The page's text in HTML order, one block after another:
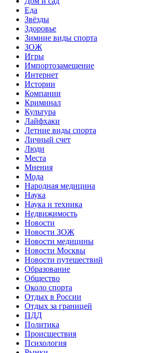
Еда
Звёзды
Здоровье
Зимние виды спорта
ЗОЖ
Игры
Импортозамещение
Интернет
Истории
Компании
Криминал
Культура
Лайфхаки
Летние виды спорта
Личный счет
Люди
Места
Мнения
Мода
Народная медицина
Наука
Наука и техника
Недвижимость
Новости
Новости ЗОЖ
Новости медицины
Новости Москвы
Новости путешествий
Образование
Общество
Около спорта
Отдых в России
Отдых за границей
ПДД
Политика
Происшествия
Психология